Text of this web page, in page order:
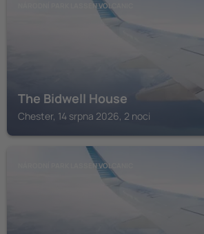
NÁRODNÍ PARK LASSEN VOLCANIC
The Bidwell House
Chester, 14 srpna 2026, 2 noci
NÁRODNÍ PARK LASSEN VOLCANIC